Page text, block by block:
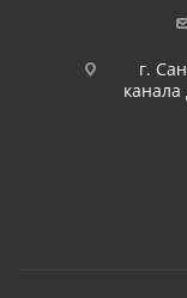
г.
канала